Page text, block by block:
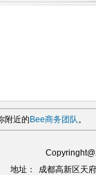
附近的 Bee商务团队。
地址：
成都高新区天